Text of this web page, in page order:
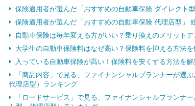
保険適用者が選んだ「おすすめの自動車保険 ダイレクト
保険適用者が選んだ「おすすめの自動車保険 代理店型」
自動車保険は毎年変える方がいい？乗り換えのメリット
大学生の自動車保険料はなぜ高い？保険料を抑える方法を
入っている自動車保険が高い！保険料を安くする方法を解
「商品内容」で見る、ファイナンシャルプランナーが選
代理店型）ランキング
「ロードサービス」で見る、ファイナンシャルプランナ